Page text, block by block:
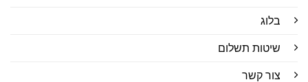
בלוג
שיטות תשלום
צור קשר